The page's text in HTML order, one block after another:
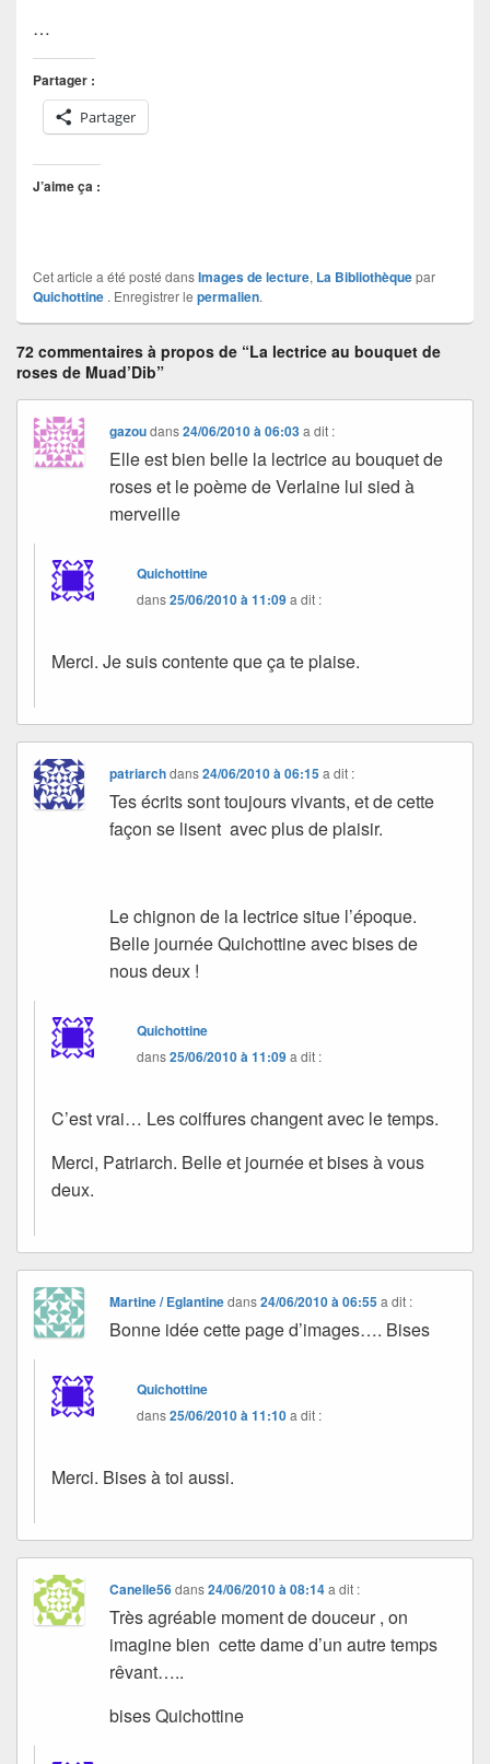
…
Partager :
Partager
J’aime ça :
Cet article a été posté dansImages de lecture, La Bibliothèquepar
Quichottine . Enregistrer le permalien.
72 commentaires à propos de “La lectrice au bouquet de
roses de Muad’Dib”
gazoudans24/06/2010 à 06:03 a dit :
Elle est bien belle la lectrice au bouquet de
roses et le poème de Verlaine lui sied à
merveille
Quichottine
dans25/06/2010 à 11:09a dit :
Merci. Je suis contente que ça te plaise.
patriarchdans24/06/2010 à 06:15 a dit :
Tes écrits sont toujours vivants, et de cette
façon se lisent avec plus de plaisir.
Le chignon de la lectrice situe l’époque.
Belle journée Quichottine avec bises de
nous deux !
Quichottine
dans25/06/2010 à 11:09a dit :
C’est vrai… Les coiffures changent avec le temps.
Merci, Patriarch. Belle et journée et bises à vous
deux.
Martine / Eglantinedans24/06/2010 à 06:55 a dit :
Bonne idée cette page d’images…. Bises
Quichottine
dans25/06/2010 à 11:10a dit :
Merci. Bises à toi aussi.
Canelle56dans24/06/2010 à 08:14 a dit :
Très agréable moment de douceur , on
imagine bien cette dame d’un autre temps
rêvant…..
bises Quichottine